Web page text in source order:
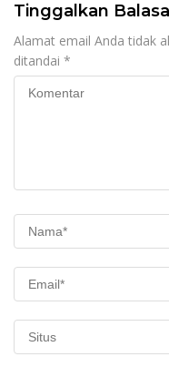
Tinggalkan
Alamat email Anda tidak
ditandai *